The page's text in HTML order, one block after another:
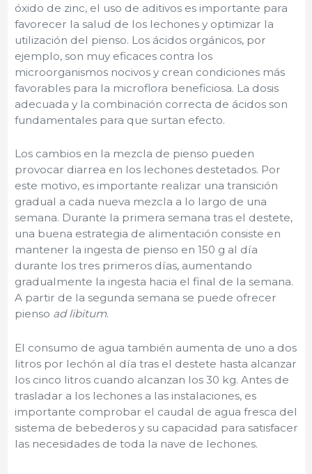
óxido de zinc, el uso de aditivos es importante para
favorecer la salud de los lechones y optimizar la
utilización del pienso. Los ácidos orgánicos, por
ejemplo, son muy eficaces contra los
microorganismos nocivos y crean condiciones más
favorables para la microflora beneficiosa. La dosis
adecuada y la combinación correcta de ácidos son
fundamentales para que surtan efecto.
Los cambios en la mezcla de pienso pueden
provocar diarrea en los lechones destetados. Por
este motivo, es importante realizar una transición
gradual a cada nueva mezcla a lo largo de una
semana. Durante la primera semana tras el destete,
una buena estrategia de alimentación consiste en
mantener la ingesta de pienso en 150 g al día
durante los tres primeros días, aumentando
gradualmente la ingesta hacia el final de la semana.
A partir de la segunda semana se puede ofrecer
pienso ad libitum.
El consumo de agua también aumenta de uno a dos
litros por lechón al día tras el destete hasta alcanzar
los cinco litros cuando alcanzan los 30 kg. Antes de
trasladar a los lechones a las instalaciones, es
importante comprobar el caudal de agua fresca del
sistema de bebederos y su capacidad para satisfacer
las necesidades de toda la nave de lechones.